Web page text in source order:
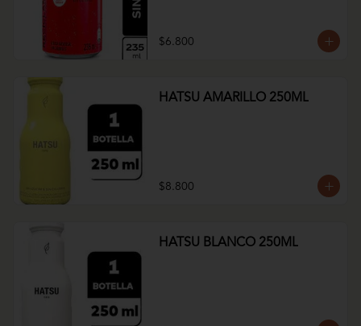
$6.800
HATSU AMARILLO 250ML
$8.800
HATSU BLANCO 250ML